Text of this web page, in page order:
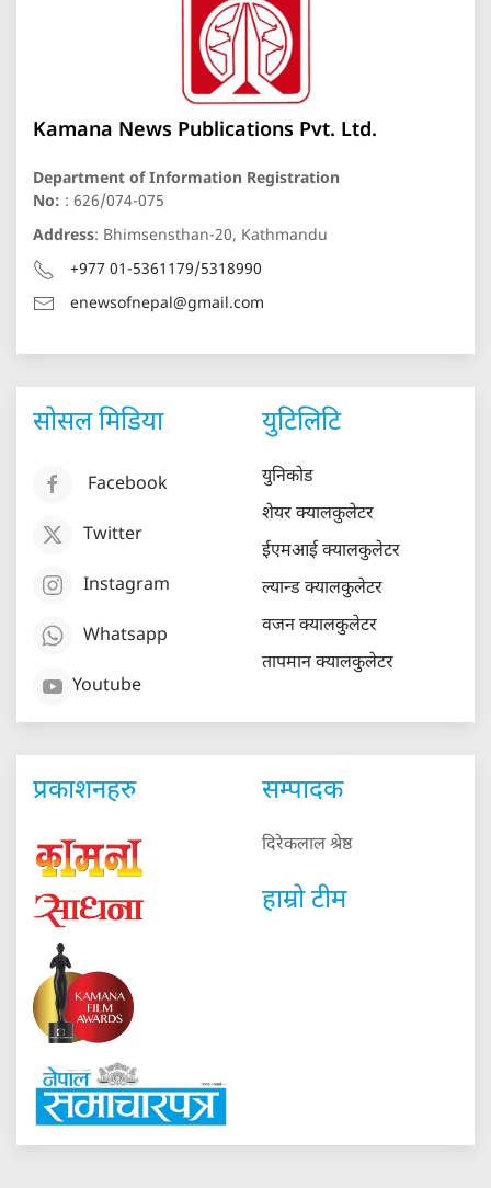
Kamana News Publications Pvt. Ltd.
Department of Information Registration
No: : 626/074-075
Address: Bhimsensthan-20, Kathmandu
+977 01-5361179/5318990
enewsofnepal@gmail.com
सोसल मिडिया
Facebook
Twitter
Instagram
Whatsapp
Youtube
युटिलिटि
युनिकोड
शेयर क्यालकुलेटर
ईएमआई क्यालकुलेटर
ल्यान्ड क्यालकुलेटर
वजन क्यालकुलेटर
तापमान क्यालकुलेटर
प्रकाशनहरु सम्पादक
दिरेकलाल श्रेष्ठ
हाम्रो टीम